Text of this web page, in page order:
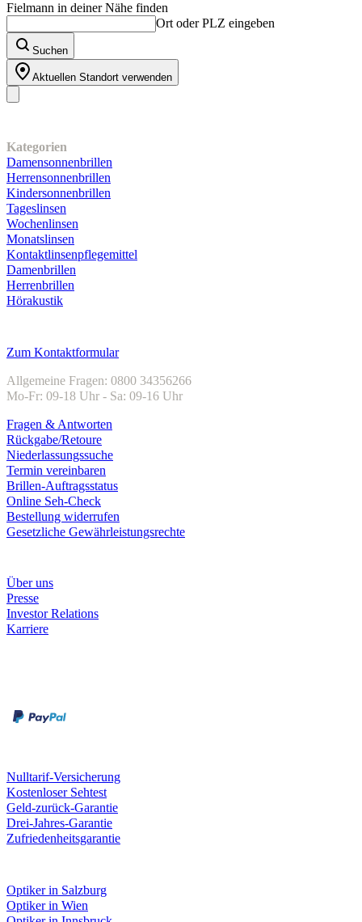
Fielmann in deiner Nähe finden
Ort oder PLZ eingeben
Suchen
Aktuellen Standort verwenden
Kategorien
Damensonnenbrillen
Herrensonnenbrillen
Kindersonnenbrillen
Tageslinsen
Wochenlinsen
Monatslinsen
Kontaktlinsenpflegemittel
Damenbrillen
Herrenbrillen
Hörakustik
Zum Kontaktformular
Allgemeine Fragen: 0800 34356266
Mo-Fr: 09-18 Uhr - Sa: 09-16 Uhr
Fragen & Antworten
Rückgabe/Retoure
Niederlassungssuche
Termin vereinbaren
Brillen-Auftragsstatus
Online Seh-Check
Bestellung widerrufen
Gesetzliche Gewährleistungsrechte
Über uns
Presse
Investor Relations
Karriere
Nulltarif-Versicherung
Kostenloser Sehtest
Geld-zurück-Garantie
Drei-Jahres-Garantie
Zufriedenheitsgarantie
Optiker in Salzburg
Optiker in Wien